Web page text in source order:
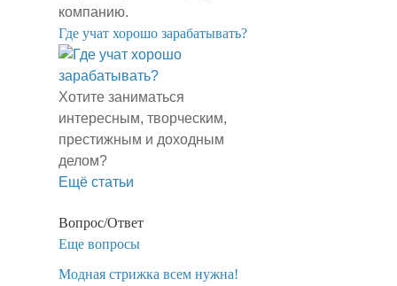
компанию.
​Где учат хорошо зарабатывать?
Хотите заниматься
интересным, творческим,
престижным и доходным
делом?
Ещё статьи
Вопрос/Ответ
Еще вопросы
Модная стрижка всем нужна!